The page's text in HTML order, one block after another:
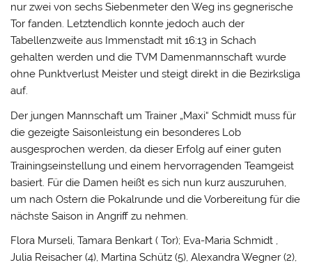
nur zwei von sechs Siebenmeter den Weg ins gegnerische
Tor fanden. Letztendlich konnte jedoch auch der
Tabellenzweite aus Immenstadt mit 16:13 in Schach
gehalten werden und die TVM Damenmannschaft wurde
ohne Punktverlust Meister und steigt direkt in die Bezirksliga
auf.
Der jungen Mannschaft um Trainer „Maxi“ Schmidt muss für
die gezeigte Saisonleistung ein besonderes Lob
ausgesprochen werden, da dieser Erfolg auf einer guten
Trainingseinstellung und einem hervorragenden Teamgeist
basiert. Für die Damen heißt es sich nun kurz auszuruhen,
um nach Ostern die Pokalrunde und die Vorbereitung für die
nächste Saison in Angriff zu nehmen.
Flora Murseli, Tamara Benkart ( Tor); Eva-Maria Schmidt ,
Julia Reisacher (4), Martina Schütz (5), Alexandra Wegner (2),